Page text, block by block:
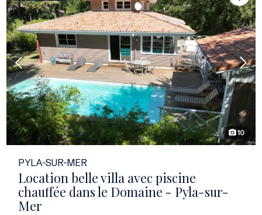
photo_camera10
PYLA-SUR-MER
Location belle villa avec piscine
chauffée dans le Domaine - Pyla-sur-
Mer